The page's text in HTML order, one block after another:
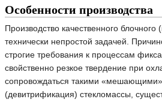
Особенности производства
Производство качественного
технически непростой задачей.
строгие требования к процессам
свойственно резкое твердение при
сопровождаться такими «мешающими»
(девитрификация) стекломассы,